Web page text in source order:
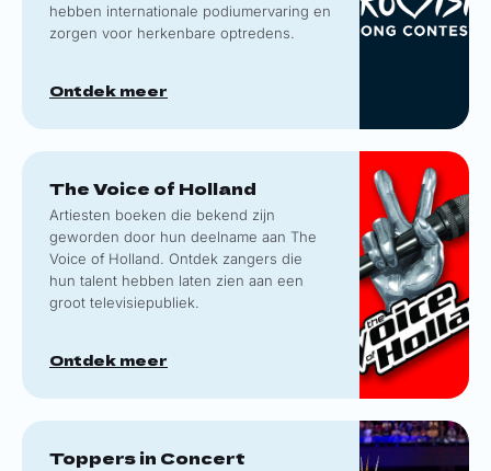
hebben internationale podiumervaring en
zorgen voor herkenbare optredens.
Ontdek meer
The Voice of Holland
Artiesten boeken die bekend zijn
geworden door hun deelname aan The
Voice of Holland. Ontdek zangers die
hun talent hebben laten zien aan een
groot televisiepubliek.
Ontdek meer
Toppers in Concert